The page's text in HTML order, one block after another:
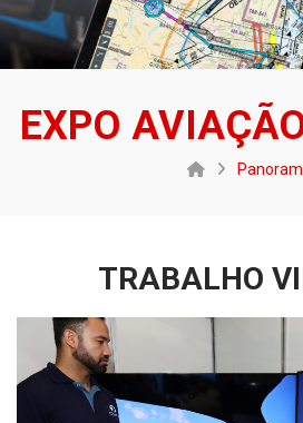
EXPO
TRABALHO